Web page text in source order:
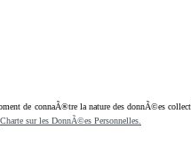
connaÃ®tre la nature des donnÃ©es
Charte sur les DonnÃ©es Personnelles.